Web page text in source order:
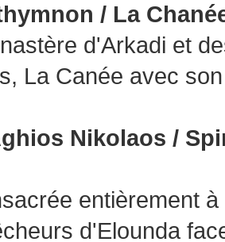
/ La
d'Arkadi et
La Canée avec
Nikolaos /
entièrement
d'Elounda